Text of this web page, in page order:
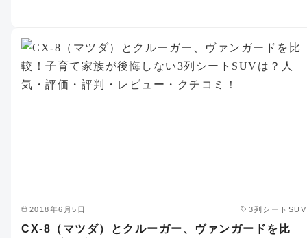
2018年6月5日 3列シートSUV
CX-8（マツダ）とクルーガー、ヴァンガードを比